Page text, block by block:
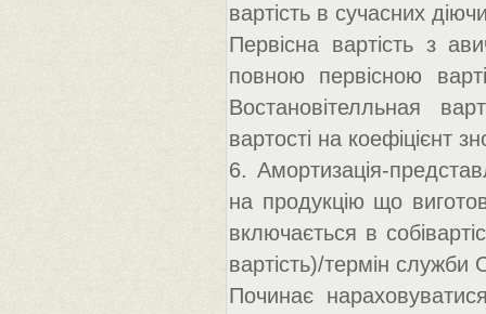
вартість в сучасних
Первісна вартість з
повною первісною
Востановітелльная
вартості на коефіцієнт
6. Амортизація-
на продукцію що
включається в
вартість)/термін
Починає